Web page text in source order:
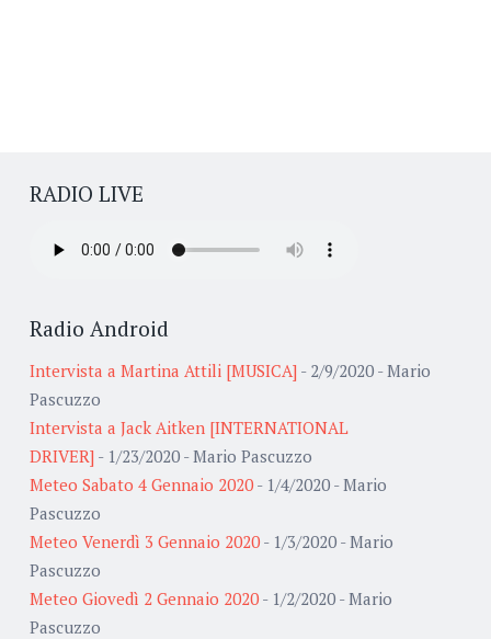
RADIO LIVE
Radio Android
Intervista a Martina Attili [MUSICA] - 2/9/2020 - Mario
Pascuzzo
Intervista a Jack Aitken [INTERNATIONAL
DRIVER] - 1/23/2020 - Mario Pascuzzo
Meteo Sabato 4 Gennaio 2020 - 1/4/2020 - Mario
Pascuzzo
Meteo Venerdì 3 Gennaio 2020 - 1/3/2020 - Mario
Pascuzzo
Meteo Giovedì 2 Gennaio 2020 - 1/2/2020 - Mario
Pascuzzo